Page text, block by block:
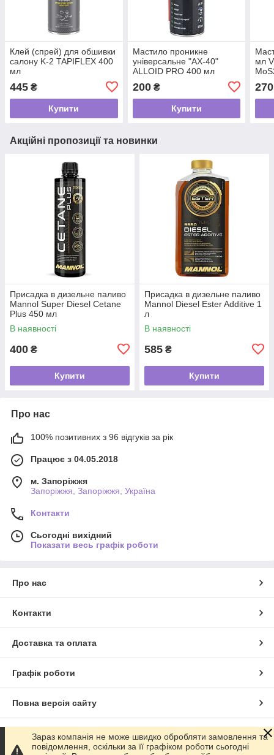
Клей (спрей) для обшивки
салону K-2 TAPIFLEX 400
мл
445 ₴
Купити
Мастило проникне
універсальне "АХ-40"
ALLOID PRO 400 мл
200₴
Купити
мл
270
Акційні пропозиції та новинки
Присадка в дизельне паливо
Mannol Super Diesel Cetane
Plus 450 мл
В наявності
400 ₴
Купити
Присадка в дизельне паливо
Mannol Diesel Ester Additive 1
л
В наявності
585 ₴
Купити
Про нас
100% позитивних з 96 відгуків за рік
Працює з 04.05.2018
м. Запоріжжя
Запоріжжя, Запоріжжя, Україна
Контакти
Сьогодні вихідний
Показати весь графік роботи
Про нас
Контакти
Доставка та оплата
Графік роботи
Повна версія сайту
Сайт створено на маркетплейсі Prom.ua
Зараз компанія не може швидко обробляти замовлення та
повідомлення, оскільки за її графіком роботи сьогодні